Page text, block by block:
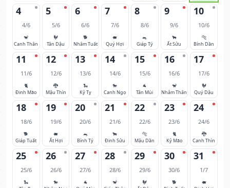
4
4/6
🐒
Canh Thân
5
5/6
🐓
Tân Dậu
6
6/6
🐕
Nhâm Tuất
7
7/6
🐖
Quý Hợi
8
8/6
🐀
Giáp Tý
9
9/6
🐂
Ất Sửu
10
10/6
🐅
Bính Dần
11
11/6
🐈
Đinh Mão
12
12/6
🐉
Mậu Thìn
13
13/6
🐍
Kỷ Tỵ
14
14/6
🐎
Canh Ngọ
15
15/6
🐐
Tân Mùi
16
16/6
🐒
Nhâm Thân
17
17/6
🐓
Quý Dậu
18
18/6
🐕
Giáp Tuất
19
19/6
🐖
Ất Hợi
20
20/6
🐀
Bính Tý
21
21/6
🐂
Đinh Sửu
22
22/6
🐅
Mậu Dần
23
23/6
🐈
Kỷ Mão
24
24/6
🐉
Canh Thìn
25
25/6
🐍
26
26/6
🐎
27
27/6
🐐
28
28/6
🐒
29
29/6
🐓
30
30/6
🐕
31
1/7
🐖